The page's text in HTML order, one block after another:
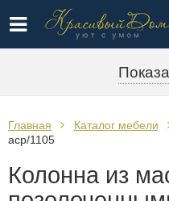
Главная Каталог мебели
acp/1105
Колонна из